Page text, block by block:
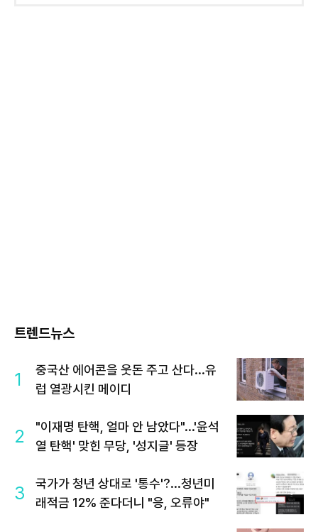
트렌드뉴스
1
중국산 에어콘을 웃돈 주고 산다...유
럽 열광시킨 메이디
2
"이재명 탄핵, 얼마 안 남았다"...'윤석
열 탄핵' 맞힌 무당, '성지글' 등장
3
국가가 청년 상대로 '통수'?...청년미
래적금 12% 준다더니 "응, 오류야"